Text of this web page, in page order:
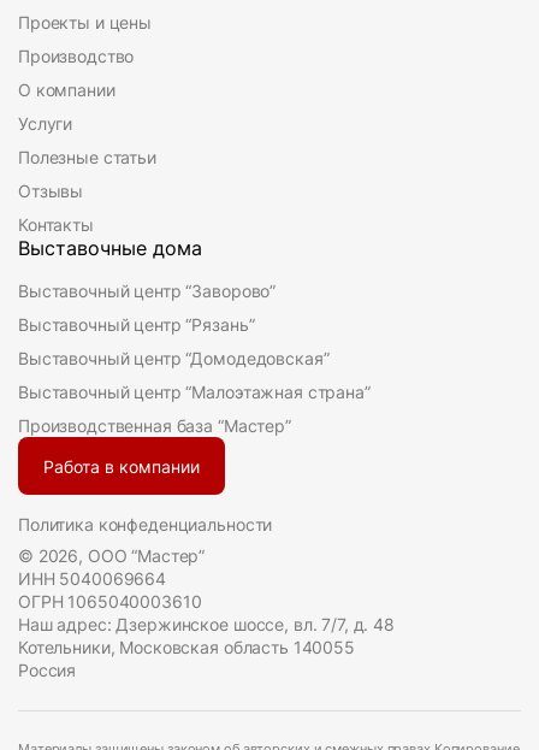
Проекты и цены
Производство
О компании
Услуги
Полезные статьи
Отзывы
Контакты
Выставочные дома
Выставочный центр “Заворово”
Выставочный центр “Рязань”
Выставочный центр “Домодедовская”
Выставочный центр “Малоэтажная страна”
Производственная база “Мастер”
Работа в компании
Политика конфеденциальности
© 2026, ООО “Мастер”
ИНН 5040069664
ОГРН 1065040003610
Наш адрес: Дзержинское шоссе, вл. 7/7, д. 48
Котельники, Московская область 140055
Россия